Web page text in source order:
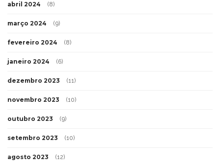
abril 2024 (8)
março 2024 (9)
fevereiro 2024 (8)
janeiro 2024 (6)
dezembro 2023 (11)
novembro 2023 (10)
outubro 2023 (9)
setembro 2023 (10)
agosto 2023 (12)